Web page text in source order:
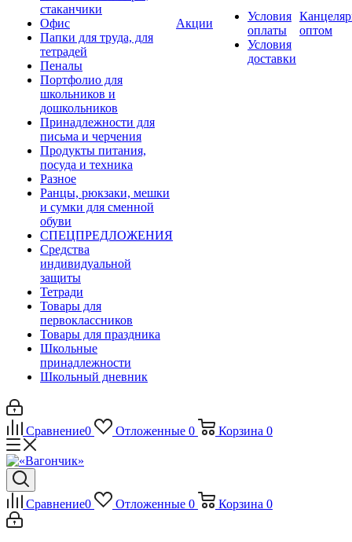
стаканчики
Офис
Папки для труда, для
тетрадей
Пеналы
Портфолио для
школьников и
дошкольников
Принадлежности для
письма и черчения
Продукты питания,
посуда и техника
Разное
Ранцы, рюкзаки, мешки
и сумки для сменной
обуви
СПЕЦПРЕДЛОЖЕНИЯ
Средства
индивидуальной
защиты
Тетради
Товары для
первоклассников
Товары для праздника
Школьные
принадлежности
Школьный дневник
Акции
Условия
оплаты
Условия
доставки
оптом
Сравнение0 Отложенные 0 Корзина 0
Сравнение0 Отложенные 0 Корзина 0